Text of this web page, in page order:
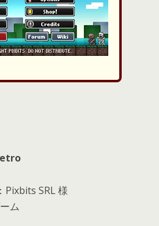
Pixbits SRL 様
ム